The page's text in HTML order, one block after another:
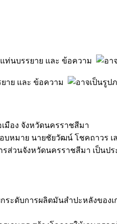
เมือง จังหวัดนครราชสีมา
มาย นายชัยวัฒน์ โชคถาวร เ
ส่วนจังหวัดนครราชสีมา เป็นปร
ระดับการผลิตมันสำปะหลังของ